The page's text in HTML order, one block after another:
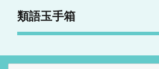
類語玉手箱